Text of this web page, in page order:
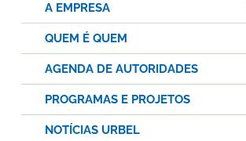
A EMPRESA
QUEM É QUEM
AGENDA DE AUTORIDADES
PROGRAMAS E PROJETOS
NOTÍCIAS URBEL